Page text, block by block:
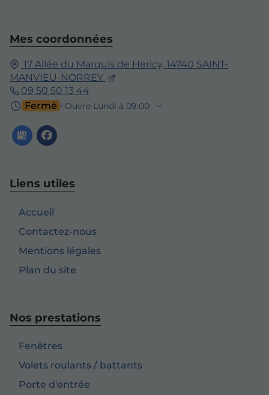
Mes coordonnées
17 Allée du Marquis de Hericy, 14740 SAINT-
MANVIEU-NORREY
09 50 50 13 44
Fermé ⋅ Ouvre Lundi à 09:00
Liens utiles
Accueil
Contactez-nous
Mentions légales
Plan du site
Nos prestations
Fenêtres
Volets roulants / battants
Porte d'entrée